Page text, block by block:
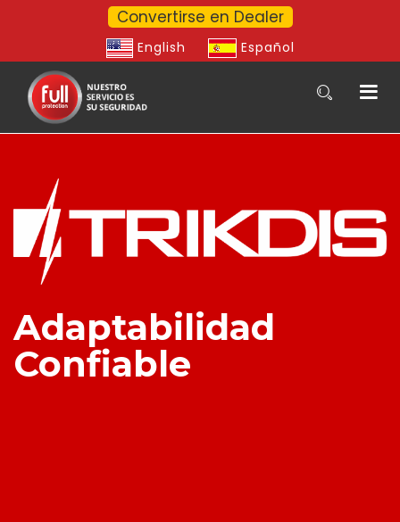
Convertirse en Dealer
English Español
Adaptabilidad
Confiable